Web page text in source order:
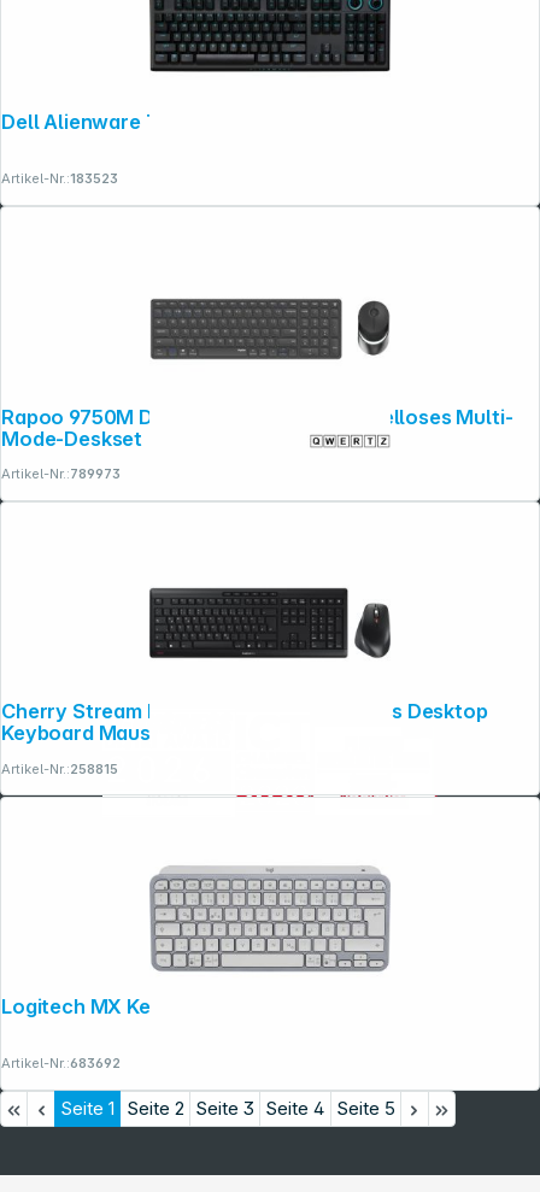
Dell Alienware Tri-Mode AW920K
Artikel-Nr.:183523
Rapoo 9750M Dunkelgrau QWERTZ Kabelloses Multi-
Mode-Deskset
Artikel-Nr.:789973
Cherry Stream Desktop Comfort Wireless Desktop
Keyboard Maus
Artikel-Nr.:258815
Logitech MX Keys Mini grau
Artikel-Nr.:683692
Seite 1 Seite 2 Seite 3 Seite 4 Seite 5